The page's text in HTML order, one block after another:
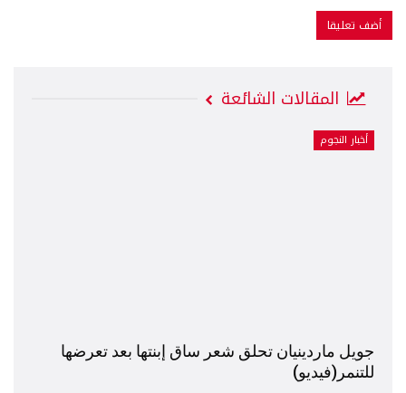
المقالات الشائعة
أخبار النجوم
جويل ماردينيان تحلق شعر ساق إبنتها بعد تعرضها
للتنمر(فيديو)